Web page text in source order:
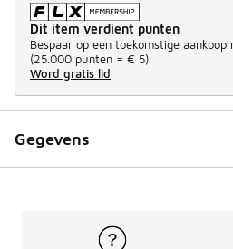
Dit item verdient punten
Bespaar op een toekomstige aankoop
(25.000 punten = € 5)
Word gratis lid
Gegevens